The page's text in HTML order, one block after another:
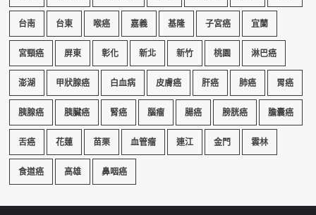
台南 台東 喉癌 嘉義 基隆 子宮癌 宜蘭
宮頸癌 屏東 彰化 新北 新竹 桃園 淋巴癌
澎湖 甲狀腺癌 白血病 皮膚癌 肝癌 肺癌 胃癌
胰腺癌 胰臟癌 腎癌 腦瘤 腸癌 膀胱癌 膽囊癌
舌癌 花蓮 苗栗 血管瘤 連江 金門 雲林
食道癌 高雄 鼻咽癌